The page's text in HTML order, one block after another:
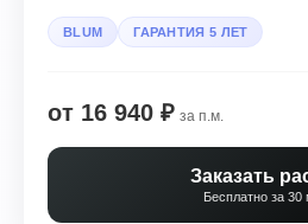
BLUM ГАРАНТИЯ 5 ЛЕТ
от 16 940 ₽ за п.м.
Заказать
Бесплатно за 30